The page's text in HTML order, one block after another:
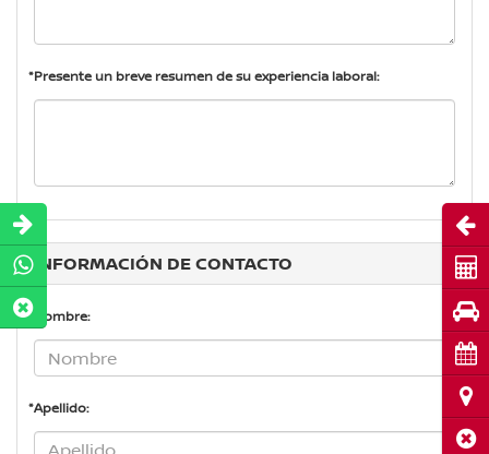
*Presente un breve resumen de su experiencia laboral:
INFORMACIÓN DE CONTACTO
*Nombre:
*Apellido: